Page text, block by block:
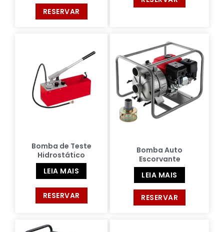
RESERVAR
Bomba de Teste
Hidrostático
LEIA MAIS
RESERVAR
Bomba Auto
Escorvante
LEIA MAIS
RESERVAR